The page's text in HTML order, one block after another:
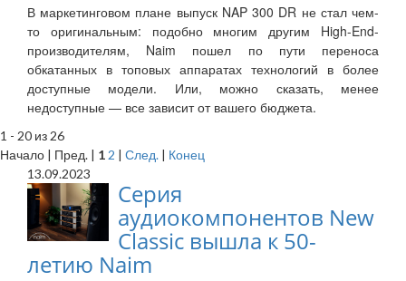
В маркетинговом плане выпуск NAP 300 DR не стал чем-
то оригинальным: подобно многим другим High-End-
производителям, Naim пошел по пути переноса
обкатанных в топовых аппаратах технологий в более
доступные модели. Или, можно сказать, менее
недоступные — все зависит от вашего бюджета.
1 - 20 из 26
Начало | Пред. | 1 2 | След. | Конец
13.09.2023
Cерия
аудиокомпонентов New
Classic вышла к 50-
летию Naim